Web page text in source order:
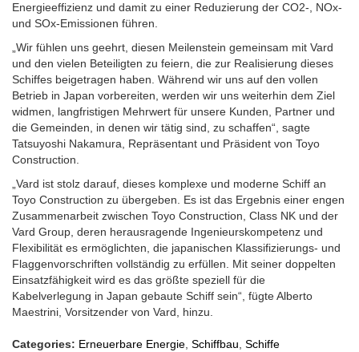
Energieeffizienz und damit zu einer Reduzierung der CO2-, NOx-
und SOx-Emissionen führen.
„Wir fühlen uns geehrt, diesen Meilenstein gemeinsam mit Vard
und den vielen Beteiligten zu feiern, die zur Realisierung dieses
Schiffes beigetragen haben. Während wir uns auf den vollen
Betrieb in Japan vorbereiten, werden wir uns weiterhin dem Ziel
widmen, langfristigen Mehrwert für unsere Kunden, Partner und
die Gemeinden, in denen wir tätig sind, zu schaffen“, sagte
Tatsuyoshi Nakamura, Repräsentant und Präsident von Toyo
Construction.
„Vard ist stolz darauf, dieses komplexe und moderne Schiff an
Toyo Construction zu übergeben. Es ist das Ergebnis einer engen
Zusammenarbeit zwischen Toyo Construction, Class NK und der
Vard Group, deren herausragende Ingenieurskompetenz und
Flexibilität es ermöglichten, die japanischen Klassifizierungs- und
Flaggenvorschriften vollständig zu erfüllen. Mit seiner doppelten
Einsatzfähigkeit wird es das größte speziell für die
Kabelverlegung in Japan gebaute Schiff sein“, fügte Alberto
Maestrini, Vorsitzender von Vard, hinzu.
Categories: Erneuerbare Energie, Schiffbau, Schiffe